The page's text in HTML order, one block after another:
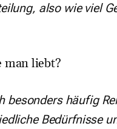
also wie viel
man liebt?
besonders häufig
Bedürfnisse